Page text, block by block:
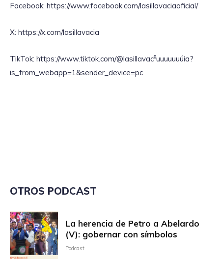
Facebook: https://www.facebook.com/lasillavaciaoficial/
X: https://x.com/lasillavacia
TikTok: https://www.tiktok.com/@lasillavac⁰uuuuuuúia?
is_from_webapp=1&sender_device=pc
OTROS PODCAST
La herencia de Petro a Abelardo
(V): gobernar con símbolos
Podcast